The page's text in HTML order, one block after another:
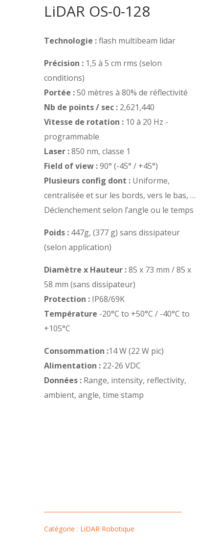
LiDAR OS-0-128
Technologie :flash multibeam lidar
Précision :1,5 à 5 cm rms (selon
conditions)
Portée :50 mètres à 80% de réflectivité
Nb de points / sec :2,621,440
Vitesse de rotation :10 à 20 Hz -
programmable
Laser :850 nm, classe 1
Field of view :90° (-45° / +45°)
Plusieurs config dont :Uniforme,
centralisée et sur les bords, vers le bas, …
Déclenchement selon l’angle ou le temps
Poids :447g, (377 g) sans dissipateur
(selon application)
Diamètre x Hauteur :85 x 73 mm / 85 x
58 mm (sans dissipateur)
Protection :IP68/69K
Température -20°C to +50°C / -40°C to
+105°C
Consommation :14 W (22 W pic)
Alimentation :22-26 VDC
Données :Range, intensity, reflectivity,
ambient, angle, time stamp
Catégorie : LiDAR Robotique